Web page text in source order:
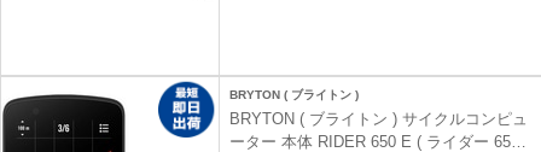
BRYTON ( ブライトン )
BRYTON ( ブライトン ) サイクルコンピュ
ーター 本体 RIDER 650 E ( ライダー 650